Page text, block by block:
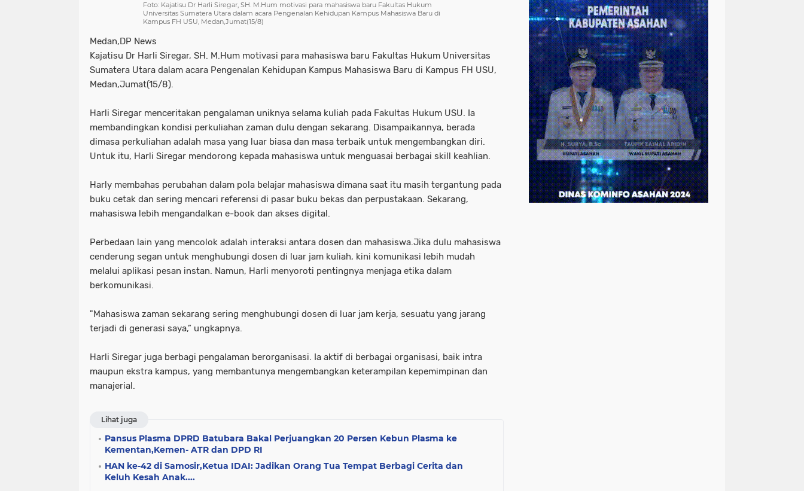
Foto: Kajatisu Dr Harli Siregar, SH. M.Hum motivasi para mahasiswa baru Fakultas Hukum
Universitas Sumatera Utara dalam acara Pengenalan Kehidupan Kampus Mahasiswa Baru di
Kampus FH USU, Medan,Jumat(15/8)
Medan,DP News
Kajatisu Dr Harli Siregar, SH. M.Hum motivasi para mahasiswa baru Fakultas Hukum Universitas
Sumatera Utara dalam acara Pengenalan Kehidupan Kampus Mahasiswa Baru di Kampus FH USU,
Medan,Jumat(15/8).
Harli Siregar menceritakan pengalaman uniknya selama kuliah pada Fakultas Hukum USU. Ia
membandingkan kondisi perkuliahan zaman dulu dengan sekarang. Disampaikannya, berada
dimasa perkuliahan adalah masa yang luar biasa dan masa terbaik untuk mengembangkan diri.
Untuk itu, Harli Siregar mendorong kepada mahasiswa untuk menguasai berbagai skill keahlian.
Harly membahas perubahan dalam pola belajar mahasiswa dimana saat itu masih tergantung pada
buku cetak dan sering mencari referensi di pasar buku bekas dan perpustakaan. Sekarang,
mahasiswa lebih mengandalkan e-book dan akses digital.
Perbedaan lain yang mencolok adalah interaksi antara dosen dan mahasiswa.Jika dulu mahasiswa
cenderung segan untuk menghubungi dosen di luar jam kuliah, kini komunikasi lebih mudah
melalui aplikasi pesan instan. Namun, Harli menyoroti pentingnya menjaga etika dalam
berkomunikasi.
"Mahasiswa zaman sekarang sering menghubungi dosen di luar jam kerja, sesuatu yang jarang
terjadi di generasi saya,” ungkapnya.
Harli Siregar juga berbagi pengalaman berorganisasi. Ia aktif di berbagai organisasi, baik intra
maupun ekstra kampus, yang membantunya mengembangkan keterampilan kepemimpinan dan
manajerial.
Lihat juga
Pansus Plasma DPRD Batubara Bakal Perjuangkan 20 Persen Kebun Plasma ke
Kementan,Kemen- ATR dan DPD RI
HAN ke-42 di Samosir,Ketua IDAI: Jadikan Orang Tua Tempat Berbagi Cerita dan
Keluh Kesah Anak....